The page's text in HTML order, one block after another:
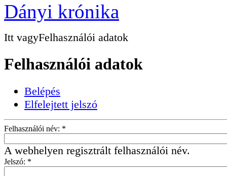
Dányi krónika
Itt vagyFelhasználói adatok
Felhasználói adatok
Belépés
Elfelejtett jelszó
Felhasználói név: *
A webhelyen regisztrált felhasználói név.
Jelszó: *